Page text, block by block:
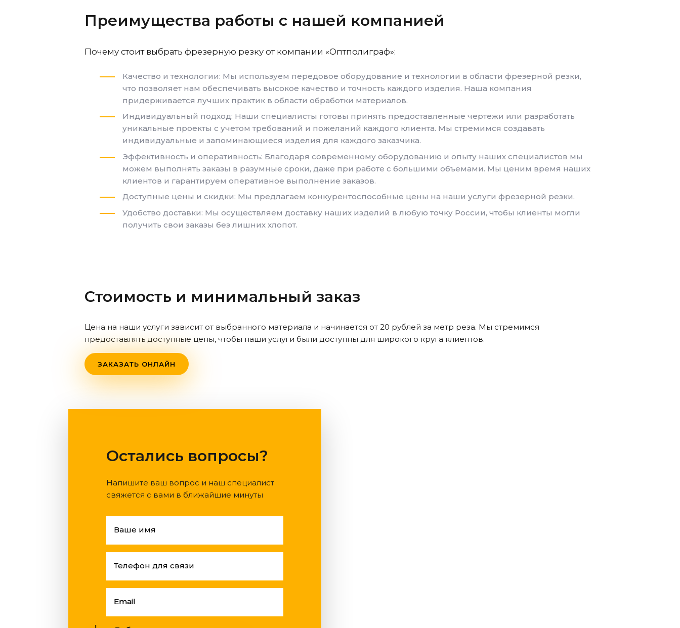
Преимущества работы с нашей компанией
Почему стоит выбрать фрезерную резку от компании «Оптполиграф»:
Качество и технологии: Мы используем передовое оборудование и технологии в области фрезерной резки,
что позволяет нам обеспечивать высокое качество и точность каждого изделия. Наша компания
придерживается лучших практик в области обработки материалов.
Индивидуальный подход: Наши специалисты готовы принять предоставленные чертежи или разработать
уникальные проекты с учетом требований и пожеланий каждого клиента. Мы стремимся создавать
индивидуальные и запоминающиеся изделия для каждого заказчика.
Эффективность и оперативность: Благодаря современному оборудованию и опыту наших специалистов мы
можем выполнять заказы в разумные сроки, даже при работе с большими объемами. Мы ценим время наших
клиентов и гарантируем оперативное выполнение заказов.
Доступные цены и скидки: Мы предлагаем конкурентоспособные цены на наши услуги фрезерной резки.
Удобство доставки: Мы осуществляем доставку наших изделий в любую точку России, чтобы клиенты могли
получить свои заказы без лишних хлопот.
Стоимость и минимальный заказ
Цена на наши услуги зависит от выбранного материала и начинается от 20 рублей за метр реза. Мы стремимся
предоставлять доступные цены, чтобы наши услуги были доступны для широкого круга клиентов.
ЗАКАЗАТЬ ОНЛАЙН
Остались вопросы?
Напишите ваш вопрос и наш специалист
свяжется с вами в ближайшие минуты
Ваше имя
Телефон для связи
Email